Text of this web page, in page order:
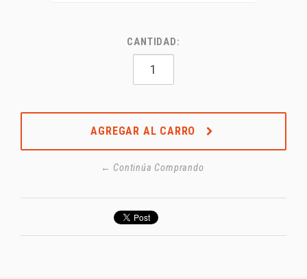
CANTIDAD:
AGREGAR AL CARRO
← Continúa Comprando